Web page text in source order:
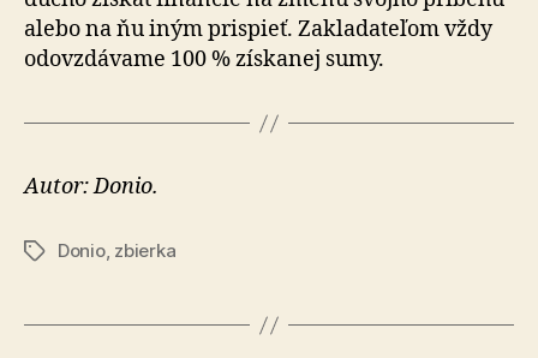
alebo na ňu iným prispieť. Zakla­da­te­ľom vždy
odo­vzdá­vame 100 % získa­nej sumy.
Autor: Donio.
Značky
Donio, zbierka